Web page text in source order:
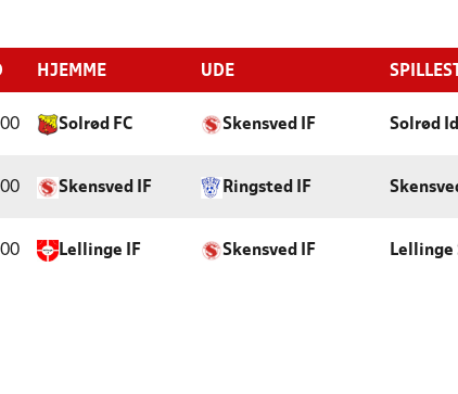
HJEMME UDE
Solrød FC Skensved IF Solrød
Skensved IF Ringsted IF
Lellinge IF Skensved IF Lellinge